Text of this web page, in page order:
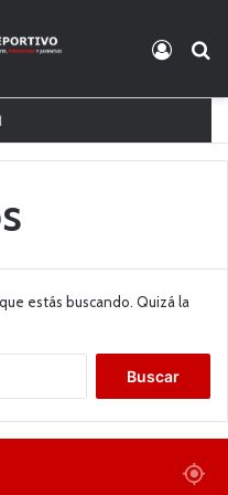
estás buscando. Quizá la